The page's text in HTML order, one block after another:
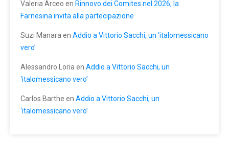
Valeria Arceo en Rinnovo dei Comites nel 2026, la
Farnesina invita alla partecipazione
Suzi Manara en Addio a Vittorio Sacchi, un ‘italomessicano
vero’
Alessandro Loria en Addio a Vittorio Sacchi, un
‘italomessicano vero’
Carlos Barthe en Addio a Vittorio Sacchi, un
‘italomessicano vero’